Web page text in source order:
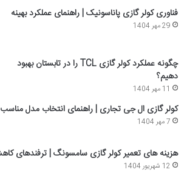
فناوری کولر گازی پاناسونیک | راهنمای عملکرد بهینه
29 مهر 1404
چگونه عملکرد کولر گازی TCL را در تابستان بهبود
دهیم؟
11 مهر 1404
کولر گازی ال جی تجاری | راهنمای انتخاب مدل مناسب
7 مهر 1404
هزینه های تعمیر کولر گازی سامسونگ | ترفندهای
12 شهریور 1404